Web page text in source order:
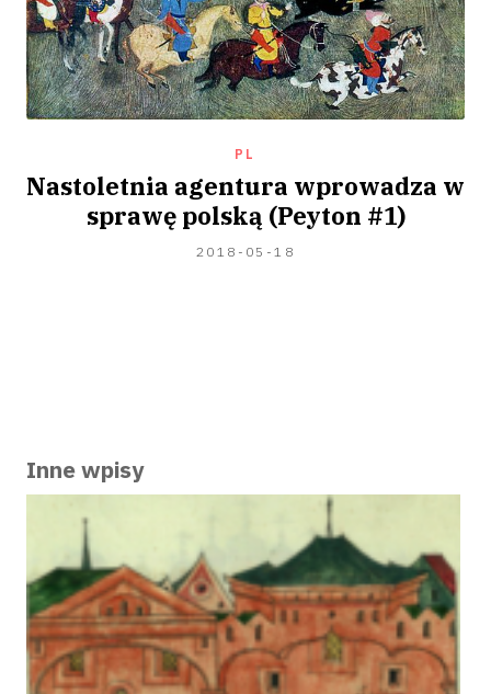
PL
Nastoletnia agentura wprowadza w
sprawę polską (Peyton #1)
2018-05-18
Inne wpisy